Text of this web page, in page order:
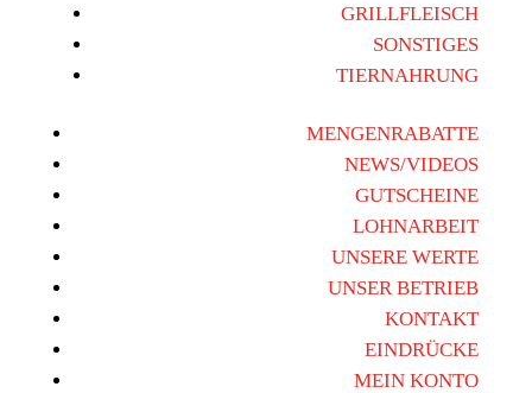
GRILLFLEISCH
SONSTIGES
TIERNAHRUNG
MENGENRABATTE
NEWS/VIDEOS
GUTSCHEINE
LOHNARBEIT
UNSERE WERTE
UNSER BETRIEB
KONTAKT
EINDRÜCKE
MEIN KONTO